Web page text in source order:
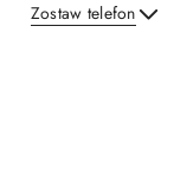
Zostaw telefon